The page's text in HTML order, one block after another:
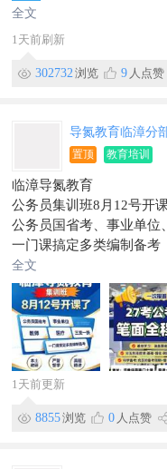
1.每天工作
中午01:30~05:30
每天8个小时制，每月8
地址:临漳县好又多附近，
电话:15532048777（微信
全文
1天前刷新
302732浏览 9 人点赞
导氮教育临漳分
置顶 教育培训
临漳导氮教育
公务员集训班8月12号开
公务员国省考、事业单位
一门课搞定多类编制备考
本土教研、严管督学、真
还有暑期福利，转发朋友
电话:19333004301
地址：书香佳苑南门十号
全文
1天前更新
8855浏览 0 人点赞